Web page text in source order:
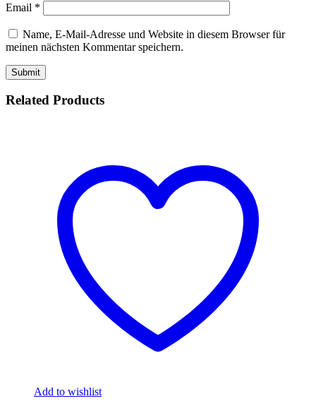
Email *
Name, E-Mail-Adresse und Website in diesem Browser für
meinen nächsten Kommentar speichern.
Related Products
Add to wishlist